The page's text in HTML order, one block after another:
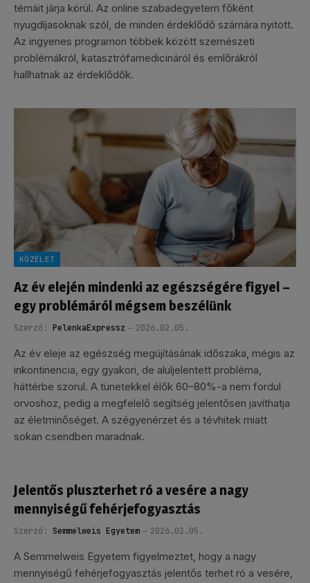
témáit járja körül. Az online szabadegyetem főként
nyugdíjasoknak szól, de minden érdeklődő számára nyitott.
Az ingyenes programon többek között szemészeti
problémákról, katasztrófamedicináról és emlőrákról
hallhatnak az érdeklődők.
KÖZÉLET
Az év elején mindenki az egészségére figyel –
egy problémáról mégsem beszélünk
Szerző: PelenkaExpressz 2026.02.05.
Az év eleje az egészség megújításának időszaka, mégis az
inkontinencia, egy gyakori, de aluljelentett probléma,
háttérbe szorul. A tünetekkel élők 60–80%-a nem fordul
orvoshoz, pedig a megfelelő segítség jelentősen javíthatja
az életminőséget. A szégyenérzet és a tévhitek miatt
sokan csendben maradnak.
Jelentős pluszterhet ró a vesére a nagy
mennyiségű fehérjefogyasztás
Szerző: Semmelweis Egyetem 2026.02.05.
A Semmelweis Egyetem figyelmeztet, hogy a nagy
mennyiségű fehérjefogyasztás jelentős terhet ró a vesére,